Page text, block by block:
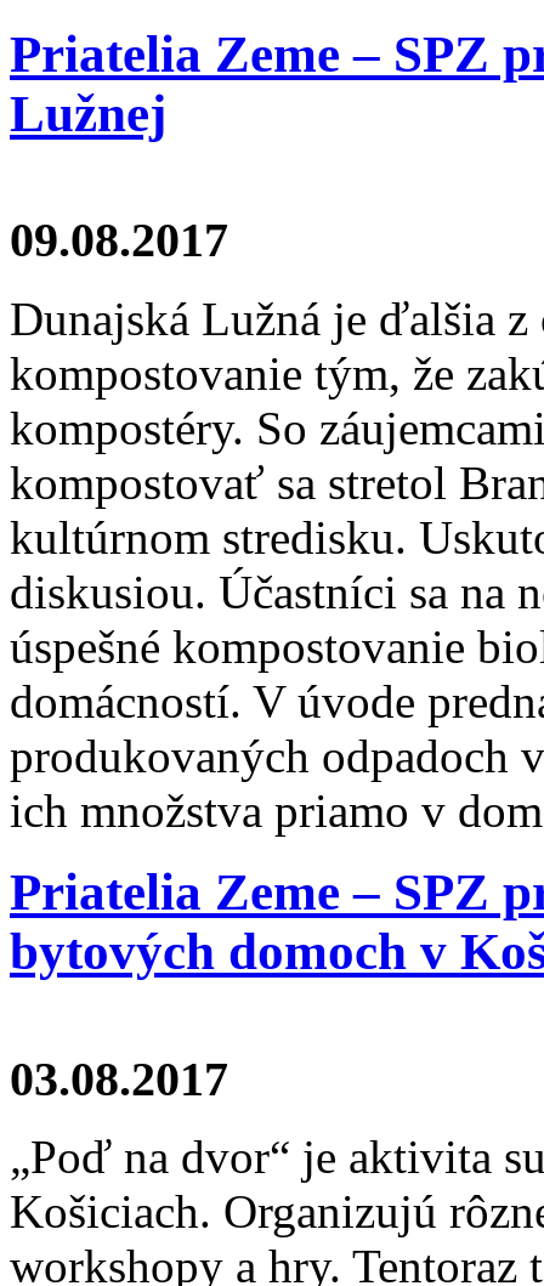
Priatelia Zeme – SPZ
Lužnej
09.08.2017
Dunajská Lužná je ďalšia
kompostovanie tým, že
kompostéry. So
kompostovať sa stretol
kultúrnom stredisku.
diskusiou. Účastníci sa na
úspešné kompostovanie
domácností. V úvode
produkovaných odpadoch
ich množstva priamo v
Priatelia Zeme – SPZ
bytových domoch v
03.08.2017
„Poď na dvor“ je aktivita
Košiciach. Organizujú
workshopy a hry. Tentoraz